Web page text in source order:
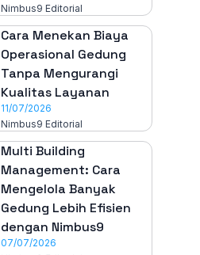
Nimbus9 Editorial
Cara Menekan Biaya
Operasional Gedung
Tanpa Mengurangi
Kualitas Layanan
11/07/2026
Nimbus9 Editorial
Multi Building
Management: Cara
Mengelola Banyak
Gedung Lebih Efisien
dengan Nimbus9
07/07/2026